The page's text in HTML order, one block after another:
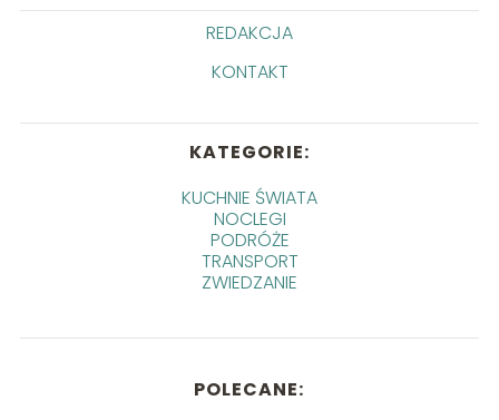
REDAKCJA
KONTAKT
KATEGORIE:
KUCHNIE ŚWIATA
NOCLEGI
PODRÓŻE
TRANSPORT
ZWIEDZANIE
POLECANE: